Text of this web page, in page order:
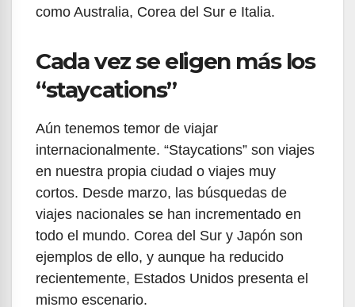
como Australia, Corea del Sur e Italia.
Cada vez se eligen más los
“staycations”
Aún tenemos temor de viajar
internacionalmente. “Staycations” son viajes
en nuestra propia ciudad o viajes muy
cortos. Desde marzo, las búsquedas de
viajes nacionales se han incrementado en
todo el mundo. Corea del Sur y Japón son
ejemplos de ello, y aunque ha reducido
recientemente, Estados Unidos presenta el
mismo escenario.